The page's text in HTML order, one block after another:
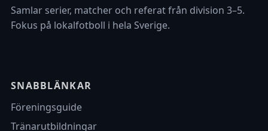
Samlar serier, matcher och referat från division 3–5.
Fokus på lokalfotboll i hela Sverige.
SNABBLÄNKAR
Föreningsguide
Tränarutbildningar